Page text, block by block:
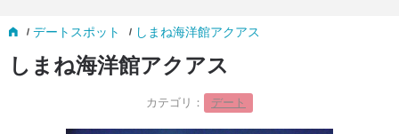
デートスポット しまね海洋館アクアス
しまね海洋館アクアス
カテゴリ： デート